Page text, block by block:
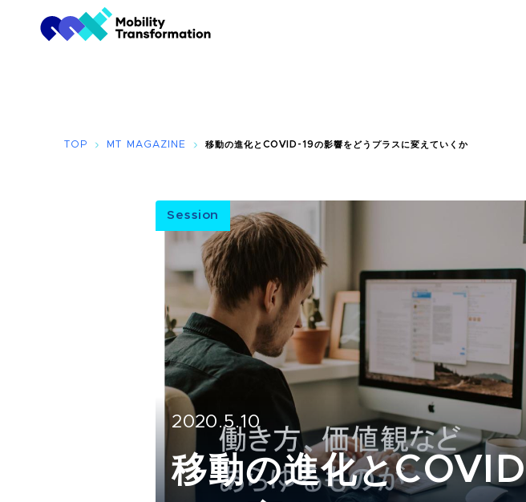
TOP MT MAGAZINE 移動の進化とCOVID-19の影響をどうプラスに変えていくか​
Session
2020.5.10
移動の進化と